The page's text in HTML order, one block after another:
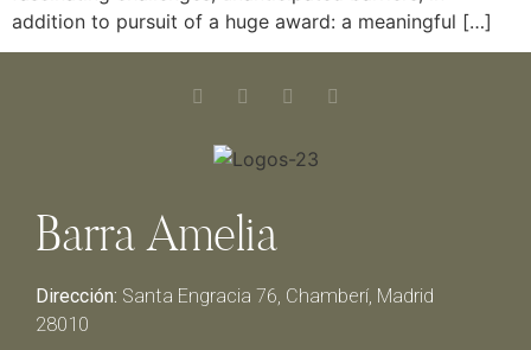
addition to pursuit of a huge award: a meaningful […]
Barra Amelia
Dirección: Santa Engracia 76, Chamberí, Madrid
28010